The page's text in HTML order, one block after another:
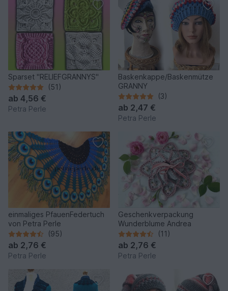
Sparset "RELIEFGRANNYS"
(51)
ab 4,56 €
Petra Perle
Baskenkappe/Baskenmütze
GRANNY
(3)
ab 2,47 €
Petra Perle
einmaliges PfauenFedertuch
von Petra Perle
(95)
ab 2,76 €
Petra Perle
Geschenkverpackung
Wunderblume Andrea
(11)
ab 2,76 €
Petra Perle